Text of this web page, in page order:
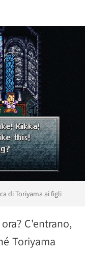
di Toriyama ai figli
C'entrano,
Toriyama